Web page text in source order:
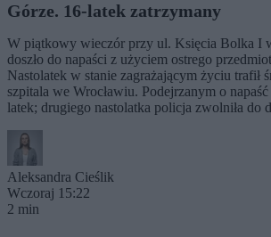
Górze. 16-latek zatrzymany
W piątkowy wieczór przy ul. Księcia Bolka I
doszło do napaści z użyciem ostrego
Nastolatek w stanie zagrażającym życiu trafił
szpitala we Wrocławiu. Podejrzanym o
latek; drugiego nastolatka policja zwolniła do
Aleksandra Cieślik
Wczoraj 15:22
2 min